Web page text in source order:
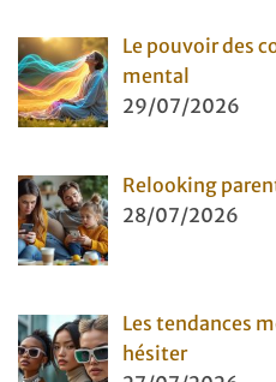
Le pouvoir des
mental
29/07/2026
Relooking
28/07/2026
Les tendances
hésiter